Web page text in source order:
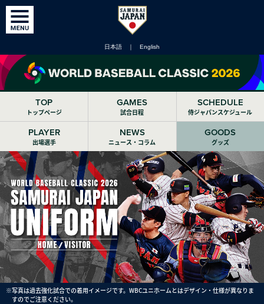
日本語 ｜ English
TOP
トップページ
GAMES
試合日程
SCHEDULE
侍ジャパンスケジュール
PLAYER
出場選手
NEWS
ニュース・コラム
GOODS
グッズ
※写真は過去強化試合での着用イメージです。WBCユニホームとはデザイン・仕様が異なりま
すのでご注意ください。